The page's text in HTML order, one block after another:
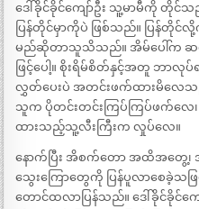
ဒေါ်ခိုင်ခိုင်ကျော်ဦး သူ့မာမီကို တိုင်သ
ပြန်တိုင်မှာကိုပဲ ဖြစ်သည်။ ပြန်တို
မည်ဆိုတာသူသိသည်။ အိမ်ပေါ်က ဆင်း
ဖြင့်ပေါ့။ စိုးရိမ်စိတ်နှင့်အတူ ဘာလုပ်
လွှတ်ပေးပဲ အတင်းဖက်ထားမိလေသည်
သူက ပိုတင်းတင်းကြပ်ကြပ်ဖက်လေ၊
ထားသည့်သူ့လီးကြီးက လှုပ်လေ။
နောက်ပြီး အိစက်တော အထိအတွေ့
သွေးကြောတွေကို ပြန်ပူလာစေခဲ့သဖြ
တောင်ထလာပြန်သည်။ ဒေါ်ခိုင်ခို